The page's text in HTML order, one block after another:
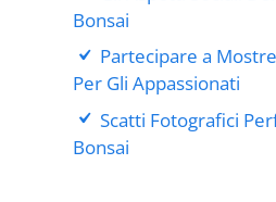
Bonsai
Partecipare a
Per Gli Appassionati
Scatti Fotografici
Bonsai